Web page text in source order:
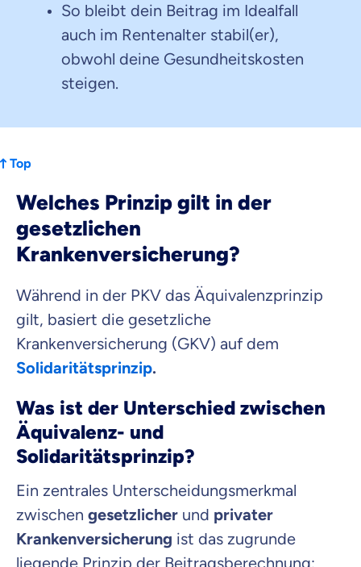
So bleibt dein Beitrag im Idealfall
auch im Rentenalter stabil(er),
obwohl deine Gesundheitskosten
steigen.
Top
Welches Prinzip gilt in der
gesetzlichen
Krankenversicherung?
Während in der PKV das Äquivalenzprinzip
gilt, basiert die gesetzliche
Krankenversicherung (GKV) auf dem
Solidaritätsprinzip.
Was ist der Unterschied zwischen
Äquivalenz- und
Solidaritätsprinzip?
Ein zentrales Unterscheidungsmerkmal
zwischen gesetzlicher und privater
Krankenversicherung ist das zugrunde
liegende Prinzip der Beitragsberechnung: